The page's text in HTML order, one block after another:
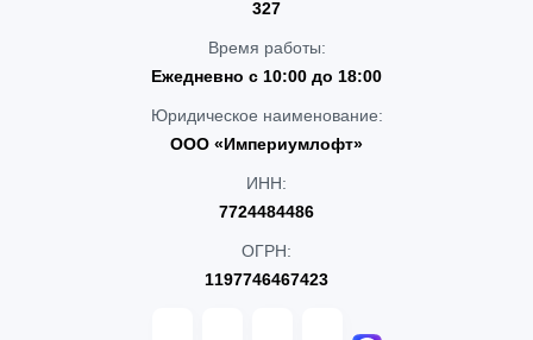
327
Время работы:
Ежедневно с 10:00 до 18:00
Юридическое наименование:
ООО «Империумлофт»
ИНН:
7724484486
ОГРН:
1197746467423